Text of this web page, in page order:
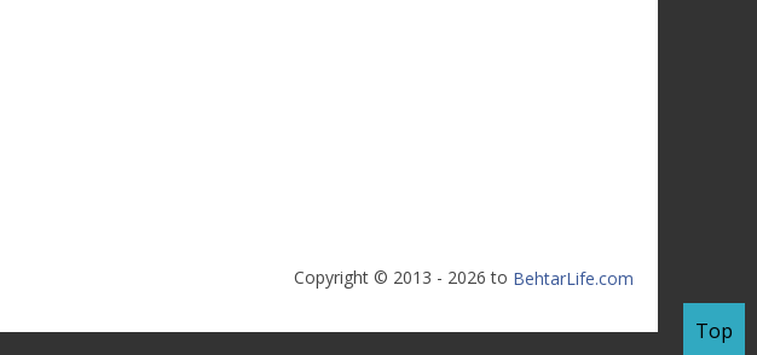
Copyright © 2013 - 2026 to BehtarLife.com
Top